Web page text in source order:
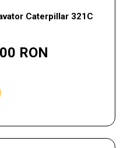
Caterpillar 321C
RON